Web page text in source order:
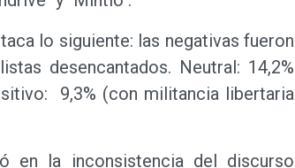
lo siguiente: las negativas fueron
desencantados. Neutral: 14,2%
9,3% (con militancia libertaria
en la inconsistencia del discurso